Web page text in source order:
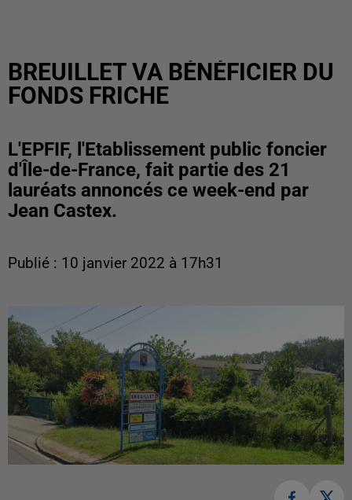
BREUILLET VA BÉNÉFICIER DU
FONDS FRICHE
L'EPFIF, l'Etablissement public foncier
d'Île-de-France, fait partie des 21
lauréats annoncés ce week-end par
Jean Castex.
Publié : 10 janvier 2022 à 17h31